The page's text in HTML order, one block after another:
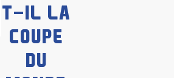
T-IL LA
COUPE
DU